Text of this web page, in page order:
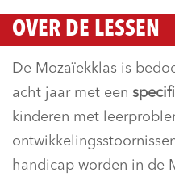
OVER DE LESSEN
De Mozaïekklas is
acht jaar met een
kinderen met
handicap worden in de